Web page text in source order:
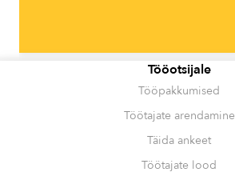
Tööotsijale
Tööpakkumised
Töötajate arendamine
Täida ankeet
Töötajate lood